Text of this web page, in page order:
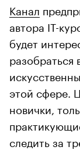
Канал
автора IT-
будет
разобраться
этой сфере.
новички,
следить за